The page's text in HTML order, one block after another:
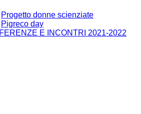
Progetto donne scienziate
Pigreco day
E INCONTRI 2021-2022